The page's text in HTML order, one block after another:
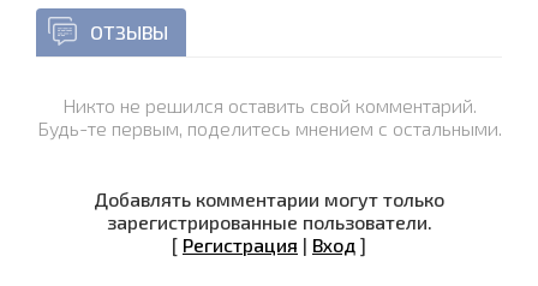
ОТЗЫВЫ
Никто не решился оставить свой комментарий.
Будь-те первым, поделитесь мнением с остальными.
Добавлять комментарии могут только
зарегистрированные пользователи.
[ Регистрация | Вход ]